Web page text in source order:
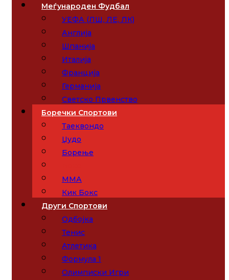
Меѓународен Фудбал
УЕФА (ЛШ, ЛЕ, ЛК)
Англија
Шпанија
Италија
Франција
Германија
Светско Првенство
Боречки Спортови
Таеквондо
Џудо
Борење
ММА
Кик Бокс
Други Спортови
Одбојка
Тенис
Атлетика
Формула 1
Олимписки Игри